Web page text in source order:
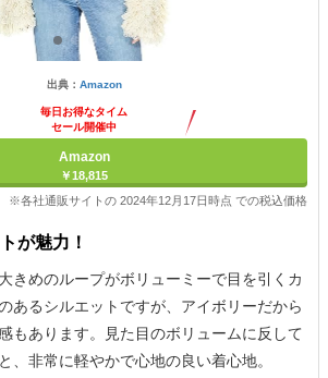
出典： Amazon
毎日お得なタイム
セール開催中
Amazon
￥18,815
※各社通販サイトの 2024年12月17日時点 での税込価格
が魅力！
きめのループがボリューミーで目を引くカ
あるシルエットですが、アイボリーだから
もあります。見た目のボリュームに反して
、非常に軽やかで心地の良い着心地。